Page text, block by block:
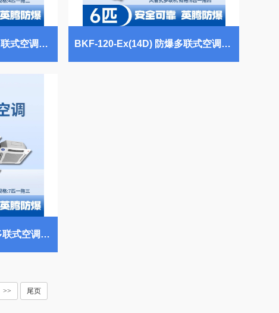
BKG-75-Ex(8.0D) 防爆多联式空调天花式一拖二 汽车配电厂使用 BKF-120-Ex(14D) 防爆多联式空调风管式一拖四 炼油厂使用
BKF-160-Ex(18D) 防爆多联式空调天花式一拖三 锅炉房使用
>> 尾页